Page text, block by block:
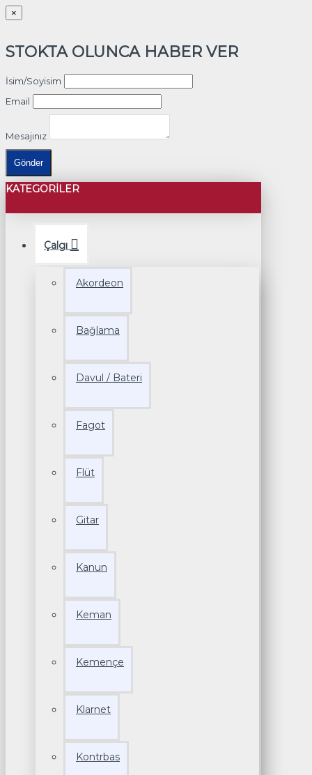
×
STOKTA OLUNCA HABER VER
İsim/Soyisim
Email
Mesajınız
Gönder
KATEGORILER
Çalgı
Akordeon
Bağlama
Davul / Bateri
Fagot
Flüt
Gitar
Kanun
Keman
Kemençe
Klarnet
Kontrbas